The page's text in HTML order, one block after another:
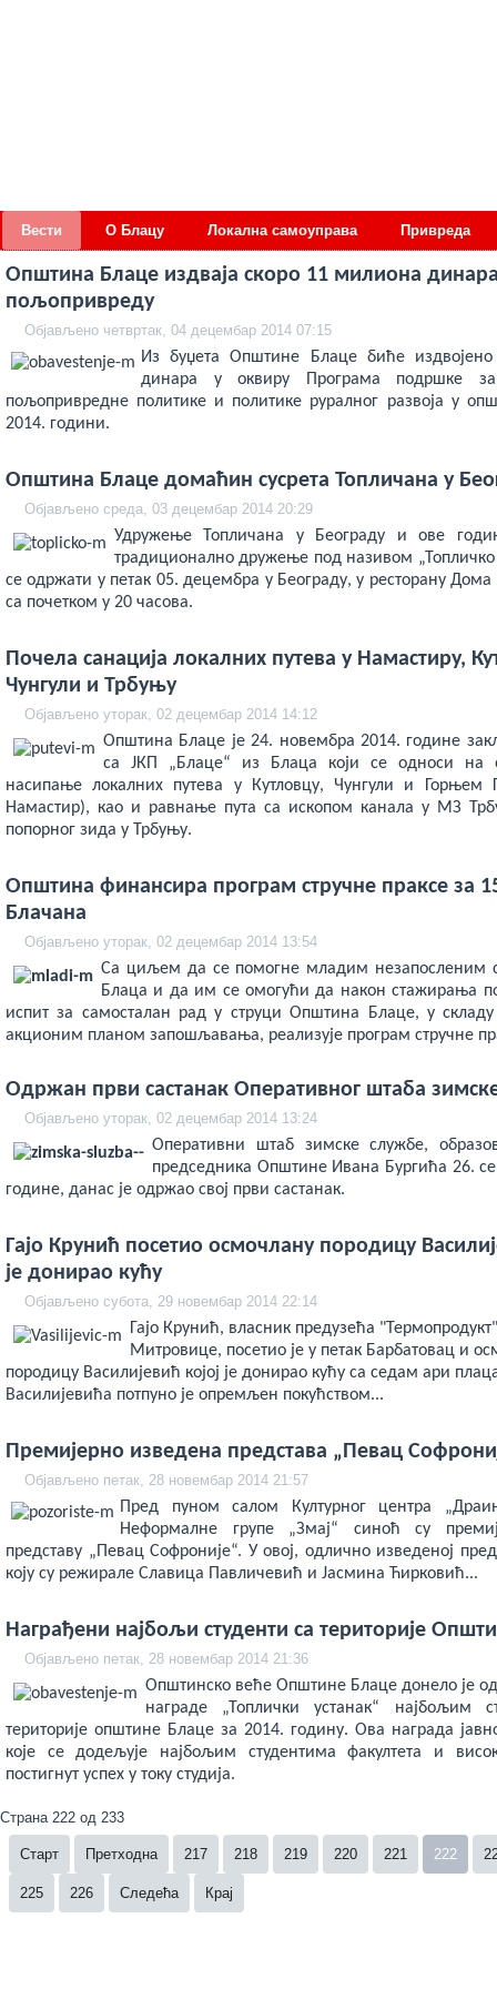
Вести О Блацу Локална самоуправа Привреда
bonusu
veren
siteler
deneme
bonusu
bonusu
veren
siteler
deneme
bonusu
siteleri
bonus
veren
bahis
siteleri
deneme
veren
yeni
bonusu
veren
casino
Yeni
Bonus
Veren
Општина Блаце издваја скоро 11 милиона
пољопривреду
Објављено четвртак, 04 децембар 2014 07:15
Из буџета Општине Блаце биће издвојено
динара у оквиру Програма подршке за
пољопривредне политике и политике руралног развоја у
2014. години.
Општина Блаце домаћин сусрета Топличана у
Објављено среда, 03 децембар 2014 20:29
Удружење Топличана у Београду и ове
традиционално дружење под називом „Топличко
се одржати у петак 05. децембра у Београду, у ресторану Дома
са почетком у 20 часова.
Почела санација локалних путева у Намастиру,
Чунгули и Трбуњу
Објављено уторак, 02 децембар 2014 14:12
Општина Блаце је 24. новембра 2014. године
са ЈКП „Блаце“ из Блаца који се односи на
насипање локалних путева у Кутловцу, Чунгули и Горњем
Намастир), као и равнање пута са ископом канала у МЗ
попорног зида у Трбуњу.
Општина финансира програм стручне праксе за
Блачана
Објављено уторак, 02 децембар 2014 13:54
Са циљем да се помогне младим незапосленим
Блаца и да им се омогући да након стажирања
испит за самосталан рад у струци Општина Блаце, у
акционим планом запошљавања, реализује програм стручне
Одржан први састанак Оперативног штаба
Објављено уторак, 02 децембар 2014 13:24
Оперативни штаб зимске службе,
председника Општине Ивана Бургића 26.
године, данас је одржао свој први састанак.
Гајо Крунић посетио осмочлану породицу
је донирао кућу
Објављено субота, 29 новембар 2014 22:14
Гајо Крунић, власник предузећа
Митровице, посетио је у петак Барбатовац и
породицу Василијевић којој је донирао кућу са седам ари
Василијевића потпуно је опремљен покућством...
Премијерно изведена представа „Певац
Објављено петак, 28 новембар 2014 21:57
Пред пуном салом Културног центра
Неформалне групе „Змај“ синоћ су
представу „Певац Софроније“. У овој, одлично изведеној
коју су режирале Славица Павличевић и Јасмина Ћирковић...
Награђени најбољи студенти са територије
Објављено петак, 28 новембар 2014 21:36
Општинско веће Општине Блаце донело је
награде „Топлички устанак“ најбољим
територије општине Блаце за 2014. годину. Ова награда
које се додељује најбољим студентима факултета и
постигнут успех у току студија.
Страна 222 од 233
Старт Претходна 217 218 219 220 221 222
225 226 Следећа Крај